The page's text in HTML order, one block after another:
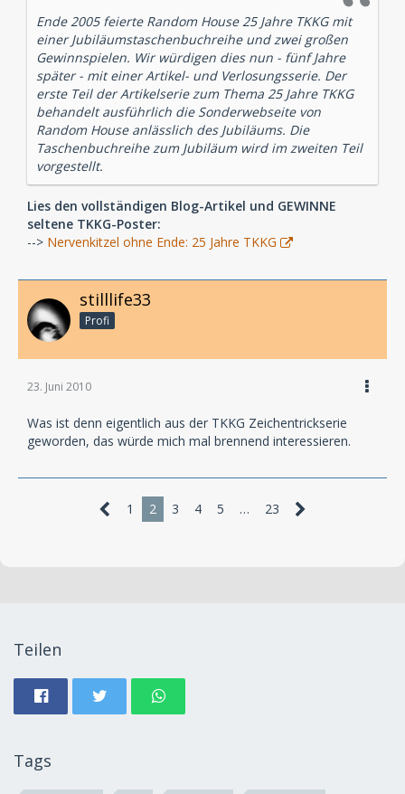
Ende 2005 feierte Random House 25 Jahre TKKG mit
einer Jubiläumstaschenbuchreihe und zwei großen
Gewinnspielen. Wir würdigen dies nun - fünf Jahre
später - mit einer Artikel- und Verlosungsserie. Der
erste Teil der Artikelserie zum Thema 25 Jahre TKKG
behandelt ausführlich die Sonderwebseite von
Random House anlässlich des Jubiläums. Die
Taschenbuchreihe zum Jubiläum wird im zweiten Teil
vorgestellt.
Lies den vollständigen Blog-Artikel und GEWINNE
seltene TKKG-Poster:
--> Nervenkitzel ohne Ende: 25 Jahre TKKG
stilllife33
Profi
23. Juni 2010
Was ist denn eigentlich aus der TKKG Zeichentrickserie
geworden, das würde mich mal brennend interessieren.
1 2 3 4 5 … 23
Teilen
Tags